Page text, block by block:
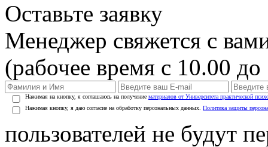
Оставьте заявку
Менеджер свяжется с
(рабочее время с 10.00
Нажимая на кнопку, я соглашаюсь на получение материалов от Университета практической
Нажимая кнопку, я даю согласие на обработку персональных данных. Политика защиты
пользователей не будут